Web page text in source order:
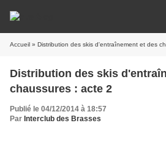
Accueil » Distribution des skis d'entraînement et des
Distribution des skis
chaussures : acte 2
Publié le 04/12/2014 à 18:57
Par Interclub des Brasses